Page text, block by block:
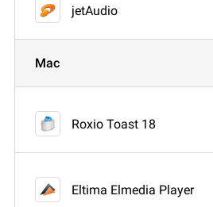
jetAudio
Mac
Roxio Toast 18
Eltima Elmedia Player